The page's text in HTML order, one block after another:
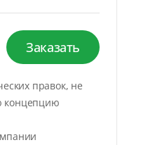
Заказать
правок, не
концепцию